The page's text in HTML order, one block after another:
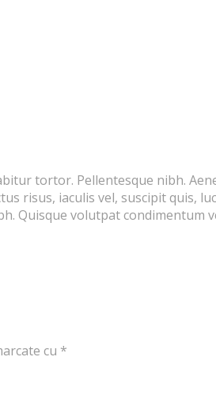
tortor. Pellentesque nibh.
risus, iaculis vel, suscipit quis,
Quisque volutpat condimentum
cu *